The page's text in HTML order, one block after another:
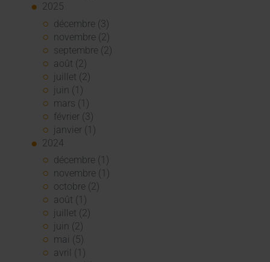
2025
décembre (3)
novembre (2)
septembre (2)
août (2)
juillet (2)
juin (1)
mars (1)
février (3)
janvier (1)
2024
décembre (1)
novembre (1)
octobre (2)
août (1)
juillet (2)
juin (2)
mai (5)
avril (1)